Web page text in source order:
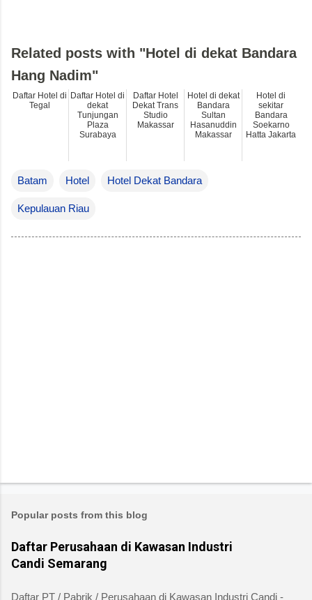
Batam Hotel Hotel Dekat Bandara
Kepulauan Riau
Related posts with "Hotel di dekat Bandara
Hang Nadim"
Daftar Hotel di
Tegal
Daftar Hotel di
dekat
Tunjungan
Plaza
Surabaya
Daftar Hotel
Dekat Trans
Studio
Makassar
Hotel di dekat
Bandara
Sultan
Hasanuddin
Makassar
Hotel di
sekitar
Bandara
Soekarno
Hatta Jakarta
Popular posts from this blog
Daftar Perusahaan di Kawasan Industri
Candi Semarang
Daftar PT / Pabrik / Perusahaan di Kawasan Industri Candi -